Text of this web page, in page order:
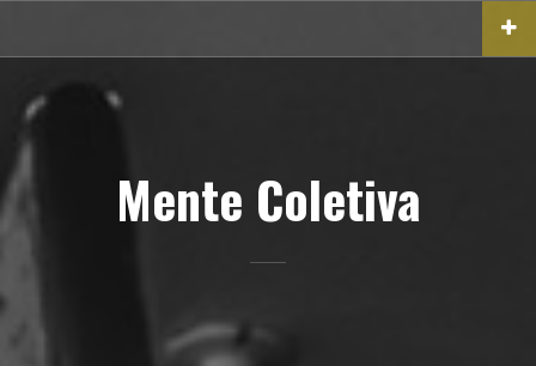
conteúdo
Mente Coletiva